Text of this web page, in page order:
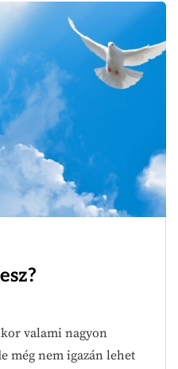
valami nagyon
még nem igazán lehet